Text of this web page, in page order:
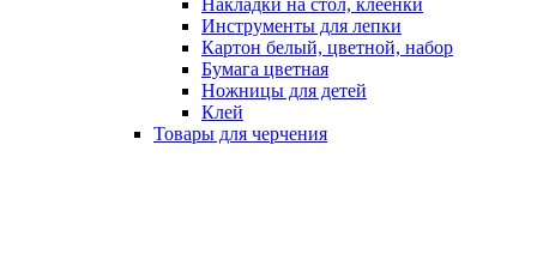
Накладки на стол, клеёнки
Инструменты для лепки
Картон белый, цветной, набор
Бумага цветная
Ножницы для детей
Клей
Товары для черчения